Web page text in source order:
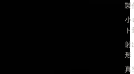
製
小
射
形
真